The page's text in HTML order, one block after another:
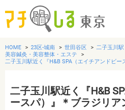
グルメ
HOME 23区-城南 世田谷区 二子玉川駅
美容鍼灸・美容整体・エステ
二子玉川駅近く『H&B SPA（エイチアンドビー
二子玉川駅近く『H&B
ースパ）』＊ブラジリア